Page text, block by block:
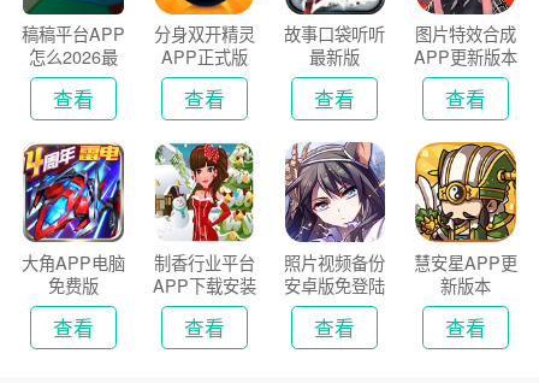
稿稿平台APP
怎么2026最
新版
查看
分身双开精灵
APP正式版
查看
故事口袋听听
最新版
查看
图片特效合成
APP更新版本
2026
查看
大角APP电脑
免费版
查看
制香行业平台
APP下载安装
2026
查看
照片视频备份
安卓版免登陆
版
查看
慧安星APP更
新版本
查看